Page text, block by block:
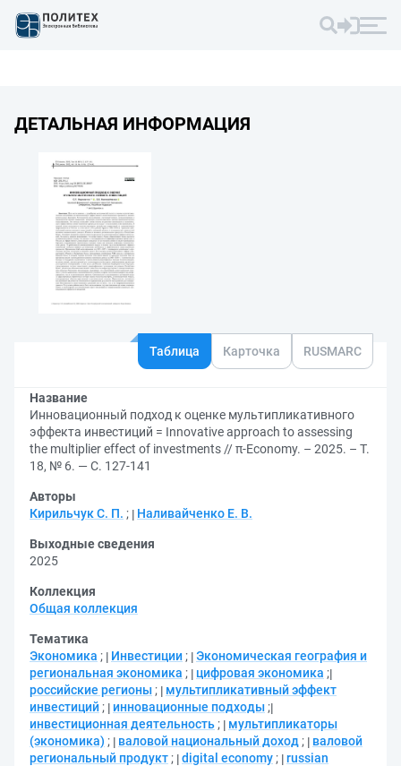
ДЕТАЛЬНАЯ ИНФОРМАЦИЯ
Таблица Карточка RUSMARC
Название
Инновационный подход к оценке мультипликативного
эффекта инвестиций = Innovative approach to assessing
the multiplier effect of investments // π-Economy. – 2025. – Т.
18, № 6. — С. 127-141
Авторы
Кирильчук С. П. ; Наливайченко Е. В.
Выходные сведения
2025
Коллекция
Общая коллекция
Тематика
Экономика ; Инвестиции ; Экономическая география и
региональная экономика ; цифровая экономика ;
российские регионы ;
мультипликативный эффект
инвестиций ; инновационные подходы ;
инвестиционная деятельность ;
мультипликаторы
(экономика) ; валовой национальный доход ;
валовой
региональный продукт ; digital economy ; russian